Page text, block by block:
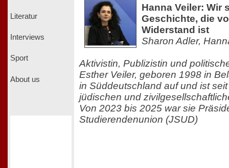
Literatur
Interviews
Sport
About us
Hanna Veiler: Wir
Geschichte, die
Widerstand ist
Sharon Adler,
Aktivistin, Publizistin und
Esther Veiler, geboren 1998 in
in Süddeutschland auf und ist
jüdischen und
Von 2023 bis 2025 war sie
Studierendenunion (JSUD)